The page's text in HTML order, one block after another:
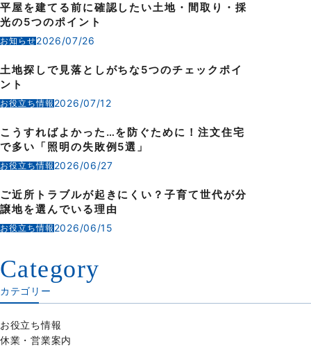
平屋を建てる前に確認したい土地・間取り・採
光の5つのポイント
お知らせ2026/07/26
土地探しで見落としがちな5つのチェックポイ
ント
お役立ち情報2026/07/12
こうすればよかった…を防ぐために！注文住宅
で多い「照明の失敗例5選」
お役立ち情報2026/06/27
ご近所トラブルが起きにくい？子育て世代が分
譲地を選んでいる理由
お役立ち情報2026/06/15
Category
カテゴリー
お役立ち情報
休業・営業案内